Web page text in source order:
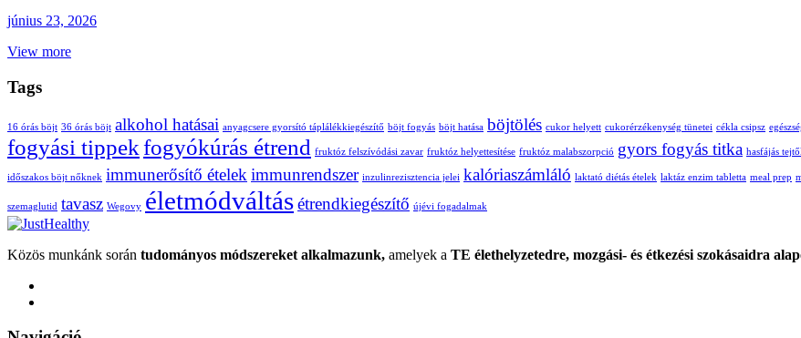
június 23, 2026
View more
Tags
16 órás böjt 36 órás böjt alkohol hatásai anyagcsere gyorsító táplálékkiegészítő böjt fogyás böjt hatása böjtölés cukor helyett cukorérzékenység tünetei cékla csipsz
fogyási tippekfogyókúrás étrend fruktóz felszívódási zavar fruktóz helyettesítése fruktóz malabszorpció gyors fogyás titka hasfájás tejtől
időszakos böjt nőknek immunerősítő ételek immunrendszer inzulinrezisztencia jelei kalóriaszámláló laktató diétás ételek laktáz enzim tabletta meal prep
szemaglutid tavasz Wegovy életmódváltásétrendkiegészítő újévi fogadalmak
Közös munkánk során tudományos módszereket alkalmazunk, amelyek a TE élethelyzetedre, mozgási- és étkezési szokásaidra